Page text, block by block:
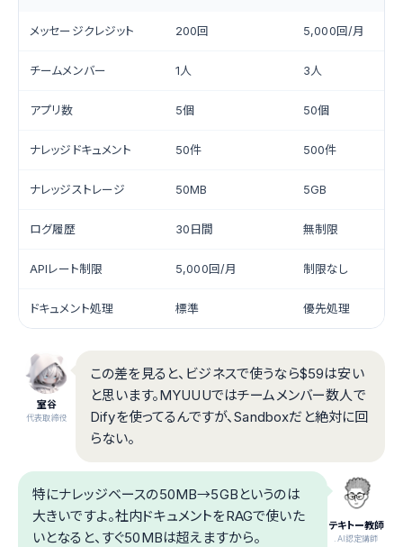
メッセージクレジット 200回 5,000回/月
チームメンバー 1人 3人
アプリ数 5個 50個
ナレッジドキュメント 50件 500件
ナレッジストレージ 50MB 5GB
ログ履歴 30日間 無制限
APIレート制限 5,000回/月 制限なし
ドキュメント処理 標準 優先処理
室谷
代表取締役
この差を見ると、ビジネスで使うなら$59は安い
と思います。MYUUUではチームメンバー数人で
Difyを使ってるんですが、Sandboxだと絶対に回
らない。
テキトー教師
.AI認定講師
特にナレッジベースの50MB→5GBというのは
大きいですよ。社内ドキュメントをRAGで使いた
いとなると、すぐ50MBは超えますから。